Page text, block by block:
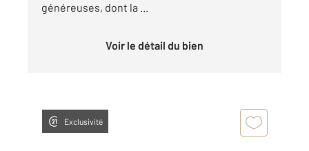
généreuses, dont la ...
Voir le détail du bien
Exclusivité